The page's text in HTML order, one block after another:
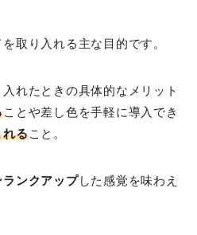
取り入れる主な目的です。
れたときの具体的なメリット
ことや差し色を手軽に導入でき
れること。
ランクアップした感覚を味わえ